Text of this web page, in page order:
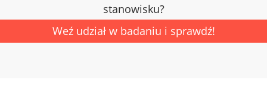
stanowisku?
Weź udział w badaniu i sprawdź!